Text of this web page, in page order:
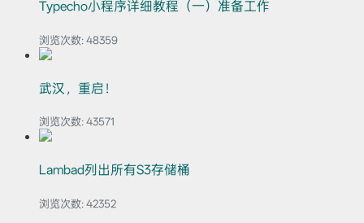
Typecho小程序详细教程（一）准备工作
浏览次数: 48359
武汉，重启！
浏览次数: 43571
Lambad列出所有S3存储桶
浏览次数: 42352